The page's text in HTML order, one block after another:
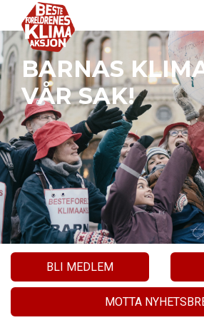
BARNAS
VÅR SAK!
BLI MEDLEM
MOTTA